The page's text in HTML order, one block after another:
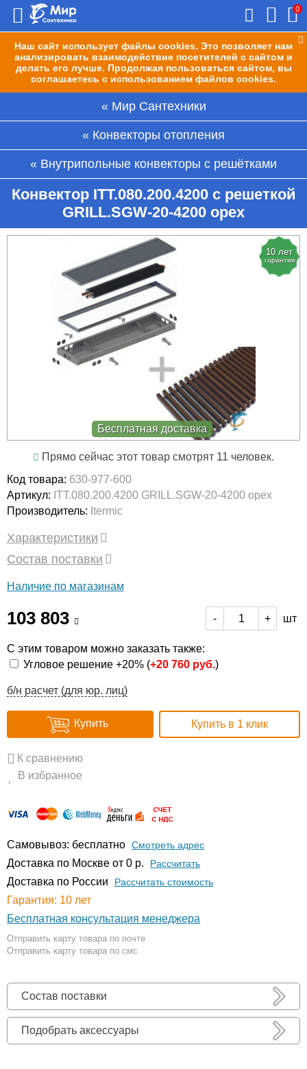
Наш сайт использует файлы cookies. Это позволяет нам
анализировать взаимодействие посетителей с сайтом и
делать его лучше. Продолжая пользоваться сайтом, вы
соглашаетесь с использованием файлов cookies.
0
Мир Сантехники
Конвекторы отопления
Внутрипольные конвекторы с решётками
Конвектор ITT.080.200.4200 с решеткой
GRILL.SGW-20-4200 орех
10 лет
гарантия
Бесплатная доставка
Прямо сейчас этот товар смотрят 11 человек.
Код товара: 630-977-600
Артикул: ITT.080.200.4200 GRILL.SGW-20-4200 орех
Производитель: Itermic
Характеристики
Состав поставки
Наличие по магазинам
103 803 - + шт
С этим товаром можно заказать также:
Угловое решение +20% (+20 760 руб.)
б/н расчет (для юр. лиц)
Купить Купить в 1 клик
К сравнению
В избранное
Самовывоз: бесплатно Смотреть адрес
Доставка по Москве от 0 р. Расcчитать
Доставка по России Рассчитать стоимость
Гарантия: 10 лет
Бесплатная консультация менеджера
Отправить карту товара по почте
Отправить карту товара по смс
Состав поставки
Подобрать аксессуары